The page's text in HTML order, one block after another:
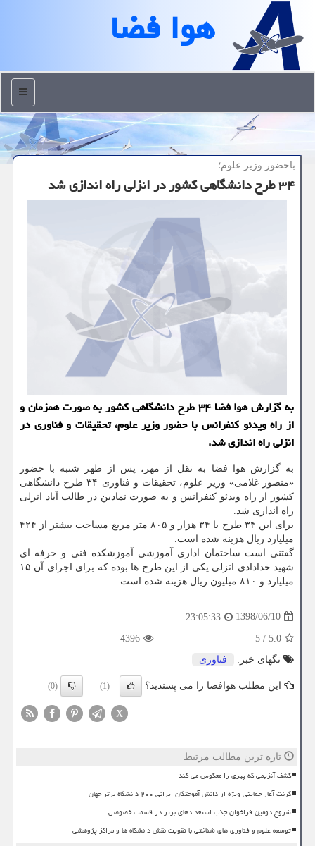
هوا فضا
منو
باحضور وزیر علوم؛
۳۴ طرح دانشگاهی كشور در انزلی راه اندازی شد
به گزارش هوا فضا ۳۴ طرح دانشگاهی كشور به صورت همزمان و
از راه ویدئو كنفرانس با حضور وزیر علوم، تحقیقات و فناوری در
انزلی راه اندازی شد.
به گزارش هوا فضا به نقل از مهر، پس از ظهر شنبه با حضور
«منصور غلامی» وزیر علوم، تحقیقات و فناوری ۳۴ طرح دانشگاهی
كشور از راه ویدئو كنفرانس و به صورت نمادین در طالب آباد انزلی
راه اندازی شد.
برای این ۳۴ طرح با ۳۴ هزار و ۸۰۵ متر مربع مساحت بیشتر از ۴۲۴
میلیارد ریال هزینه شده است.
گفتنی است ساختمان اداری آموزشی آموزشكده فنی و حرفه ای
شهید خدادادی انزلی یكی از این طرح ها بوده كه برای اجرای آن ۱۵
میلیارد و ۸۱۰ میلیون ریال هزینه شده است.
1398/06/10
23:05:33
5.0
/
5
4396
تگهای خبر:
فناوری
این مطلب هوافضا را می پسندید؟ (1)
(0)
X
تازه ترین مطالب مرتبط
کشف آنزیمی که پیری را معکوس می کند
گرنت آغاز حمایتی ویژه از دانش آموختگان ایرانی ۲۰۰ دانشگاه برتر جهان
شروع دومین فراخوان جذب استعدادهای برتر در قسمت خصوصی
توسعه علوم و فناوری های شناختی با تقویت نقش دانشگاه ها و مراکز پژوهشی